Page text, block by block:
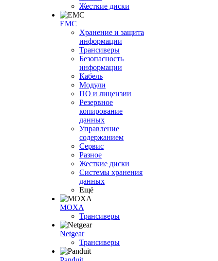
Жесткие диски
EMC
Хранение и защита
информации
Трансиверы
Безопасность
информации
Кабель
Модули
ПО и лицензии
Резервное
копирование
данных
Управление
содержанием
Сервис
Разное
Жесткие диски
Системы хранения
данных
Ещё
MOXA
Трансиверы
Netgear
Трансиверы